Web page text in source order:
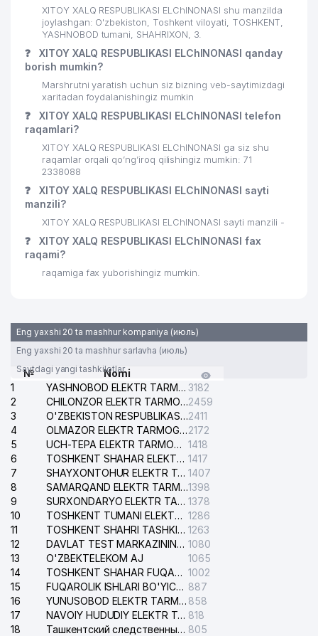
XITOY XALQ RESPUBLIKASI ELChINONASI shu manzilda
joylashgan: O'zbekiston, Toshkent viloyati, TOSHKENT,
YASHNOBOD tumani, SHAHRIXON, 3.
❓
XITOY XALQ RESPUBLIKASI ELChINONASI qanday
borish mumkin?
Marshrutni yaratish uchun siz bizning veb-saytimizdagi
xaritadan foydalanishingiz mumkin
❓
XITOY XALQ RESPUBLIKASI ELChINONASI telefon
raqamlari?
XITOY XALQ RESPUBLIKASI ELChINONASI ga siz shu
raqamlar orqali qo’ng’iroq qilishingiz mumkin: 71
2338088
❓
XITOY XALQ RESPUBLIKASI ELChINONASI sayti
manzili?
XITOY XALQ RESPUBLIKASI ELChINONASI sayti manzili -
❓
XITOY XALQ RESPUBLIKASI ELChINONASI fax
raqami?
raqamiga fax yuborishingiz mumkin.
Eng yaxshi 20 ta mashhur kompaniya (июль)
Eng yaxshi 20 ta mashhur sarlavha (июль)
Saytdagi yangi tashkilotlar
№
Nomi
1
YASHNOBOD ELEKTR TARMOG'I NOSOZLIKLARI XIZMATI 3182
2
CHILONZOR ELEKTR TARMOG'I NOSOZLIK XIZMATI2459
3
O'ZBEKISTON RESPUBLIKASI BOSH PROKURATURASI ISHONCH TELEFONI2411
4
OLMAZOR ELEKTR TARMOG'I NOSOZLIKLARI XIZMATI2172
5
UCH-TEPA ELEKTR TARMOG'I NOSOZLIKLARI XIZMATI 1418
6
TOSHKENT SHAHAR ELEKTR TARMOQLARI KORXONASI AJ 1417
7
SHAYXONTOHUR ELEKTR TARMOG'I NOSOZLIKLARINI TUZATISH XIZMATI 1407
8
SAMARQAND ELEKTR TARMOQLARI AJ1398
9
SURXONDARYO ELEKTR TARMOQLARI AJ 1378
10
TOSHKENT TUMANI ELEKTR TARMOG'I AVARIYA XIZMATI 1286
11
TOSHKENT SHAHRI TASHKILOT TELEFONLARI HAQIDA MA'LUMOT BYUROSI 1263
12
DAVLAT TEST MARKAZINING ISHONCH TELEFONLARI 1080
13
O'ZBEKTELEKOM AJ
1065
14
TOSHKENT SHAHAR FUQAROLIK ISHLARI BO'YICHA SUDI 1002
15
FUQAROLIK ISHLARI BO'YICHA YAKKASAROY TUMANLARARO SUDI 887
16
YUNUSOBOD ELEKTR TARMOG'I NOSOZLIKLARI XIZMATI 858
17
NAVOIY HUDUDIY ELEKTR TARMOQLARI KORXONASI AJ 818
18
Ташкентский следственный изолятор 805